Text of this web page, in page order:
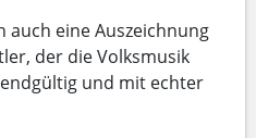
auch eine Auszeichnung
der die Volksmusik
und mit echter